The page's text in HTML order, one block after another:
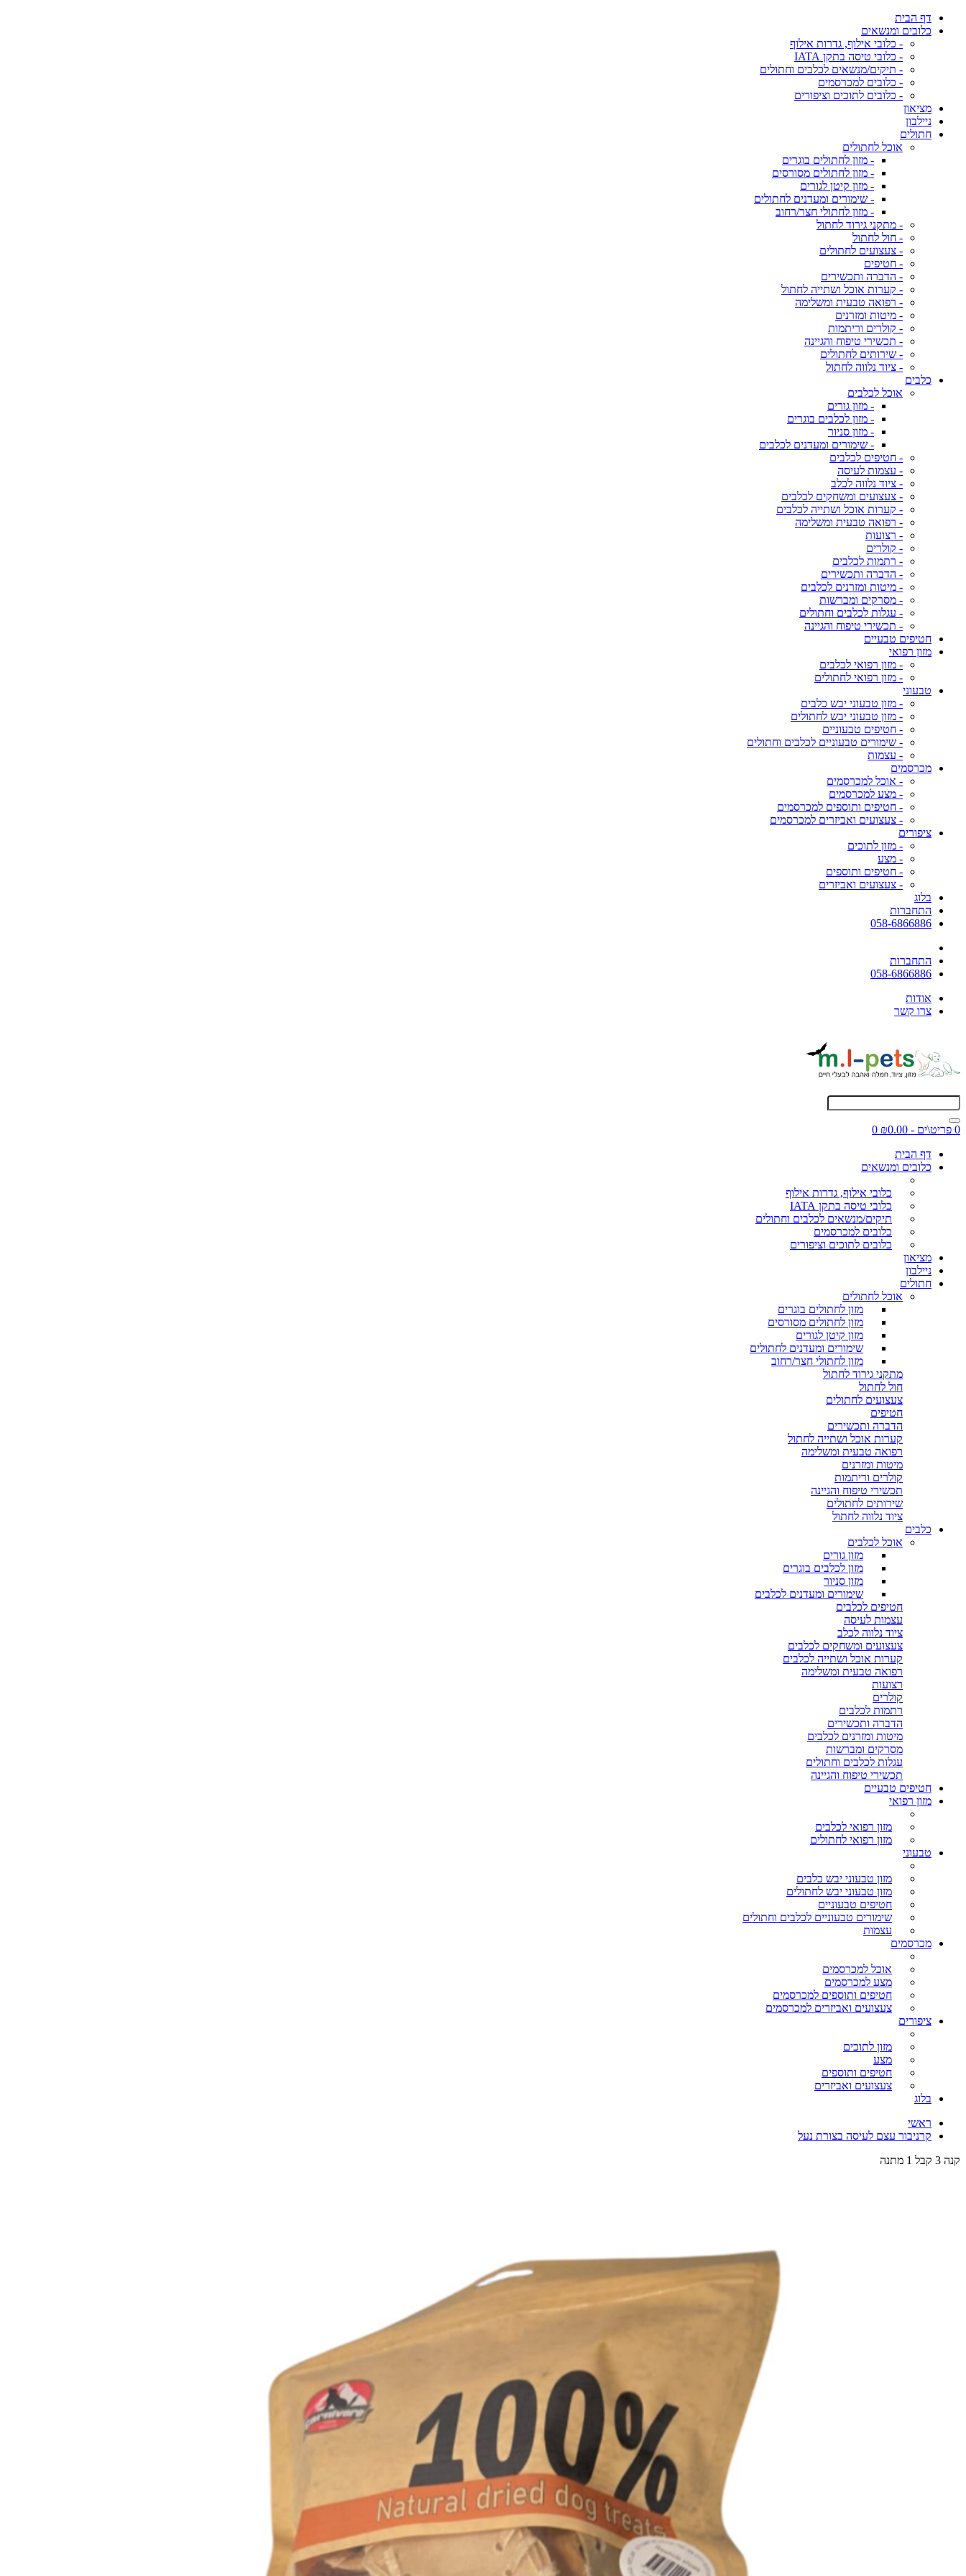
דף הבית
כלובים ומנשאים
- כלובי אילוף, גדרות אילוף
- כלובי טיסה בתקן IATA
- תיקים/מנשאים לכלבים וחתולים
- כלובים למכרסמים
- כלובים לתוכים וציפורים
מציאון
ניילבון
חתולים
אוכל לחתולים
- מזון לחתולים בוגרים
- מזון לחתולים מסורסים
- מזון קיטן לגורים
- שימורים ומעדנים לחתולים
- מזון לחתולי חצר/רחוב
- מתקני גירוד לחתול
- חול לחתול
- צעצועים לחתולים
- חטיפים
- הדברה ותכשירים
- קערות אוכל ושתייה לחתול
- רפואה טבעית ומשלימה
- מיטות ומזרנים
- קולרים וריתמות
- תכשירי טיפוח והגיינה
- שירותים לחתולים
- ציוד נלווה לחתול
כלבים
אוכל לכלבים
- מזון גורים
- מזון לכלבים בוגרים
- מזון סניור
- שימורים ומעדנים לכלבים
- חטיפים לכלבים
- עצמות לעיסה
- ציוד נלווה לכלב
- צעצועים ומשחקים לכלבים
- קערות אוכל ושתייה לכלבים
- רפואה טבעית ומשלימה
- רצועות
- קולרים
- רתמות לכלבים
- הדברה ותכשירים
- מיטות ומזרנים לכלבים
- מסרקים ומברשות
- עגלות לכלבים וחתולים
- תכשירי טיפוח והגיינה
חטיפים טבעיים
מזון רפואי
- מזון רפואי לכלבים
- מזון רפואי לחתולים
טבעוני
- מזון טבעוני יבש כלבים
- מזון טבעוני יבש לחתולים
- חטיפים טבעוניים
- שימורים טבעוניים לכלבים וחתולים
- עצמות
מכרסמים
- אוכל למכרסמים
- מצע למכרסמים
- חטיפים ותוספים למכרסמים
- צעצועים ואביזרים למכרסמים
ציפורים
- מזון לתוכים
- מצע
- חטיפים ותוספים
- צעצועים ואביזרים
בלוג
התחברות
058-6866886
התחברות
058-6866886
אודות
צרו קשר
0 פריט\ים - ₪0.00
0
דף הבית
כלובים ומנשאים
כלובי אילוף, גדרות אילוף
כלובי טיסה בתקן IATA
תיקים/מנשאים לכלבים וחתולים
כלובים למכרסמים
כלובים לתוכים וציפורים
מציאון
ניילבון
חתולים
אוכל לחתולים
מזון לחתולים בוגרים
מזון לחתולים מסורסים
מזון קיטן לגורים
שימורים ומעדנים לחתולים
מזון לחתולי חצר/רחוב
מתקני גירוד לחתול
חול לחתול
צעצועים לחתולים
חטיפים
הדברה ותכשירים
קערות אוכל ושתייה לחתול
רפואה טבעית ומשלימה
מיטות ומזרנים
קולרים וריתמות
תכשירי טיפוח והגיינה
שירותים לחתולים
ציוד נלווה לחתול
כלבים
אוכל לכלבים
מזון גורים
מזון לכלבים בוגרים
מזון סניור
שימורים ומעדנים לכלבים
חטיפים לכלבים
עצמות לעיסה
ציוד נלווה לכלב
צעצועים ומשחקים לכלבים
קערות אוכל ושתייה לכלבים
רפואה טבעית ומשלימה
רצועות
קולרים
רתמות לכלבים
הדברה ותכשירים
מיטות ומזרנים לכלבים
מסרקים ומברשות
עגלות לכלבים וחתולים
תכשירי טיפוח והגיינה
חטיפים טבעיים
מזון רפואי
מזון רפואי לכלבים
מזון רפואי לחתולים
טבעוני
מזון טבעוני יבש כלבים
מזון טבעוני יבש לחתולים
חטיפים טבעוניים
שימורים טבעוניים לכלבים וחתולים
עצמות
מכרסמים
אוכל למכרסמים
מצע למכרסמים
חטיפים ותוספים למכרסמים
צעצועים ואביזרים למכרסמים
ציפורים
מזון לתוכים
מצע
חטיפים ותוספים
צעצועים ואביזרים
בלוג
ראשי
קרניבור עצם לעיסה בצורת נעל
קנה 3 קבל 1 מתנה